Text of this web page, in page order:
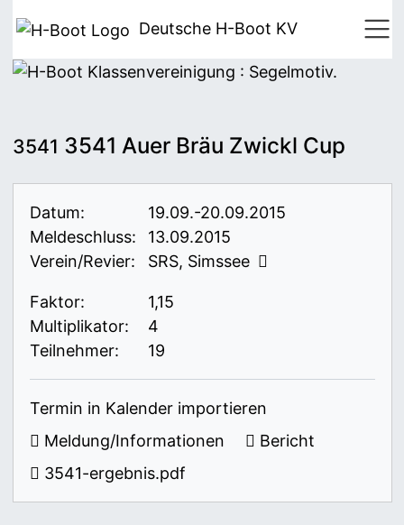
Deutsche H-Boot KV
3541 3541 Auer Bräu Zwickl Cup
Datum:
19.09.-20.09.2015
Meldeschluss:
13.09.2015
Verein/Revier:
SRS, Simssee
Faktor:
1,15
Multiplikator:
4
Teilnehmer:
19
Termin in Kalender importieren
Meldung/Informationen
Bericht
3541-ergebnis.pdf